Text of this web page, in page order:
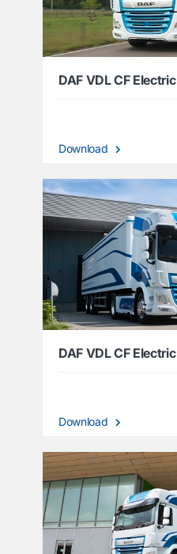
DAF VDL CF Electric
Download
DAF VDL CF Electric
Download